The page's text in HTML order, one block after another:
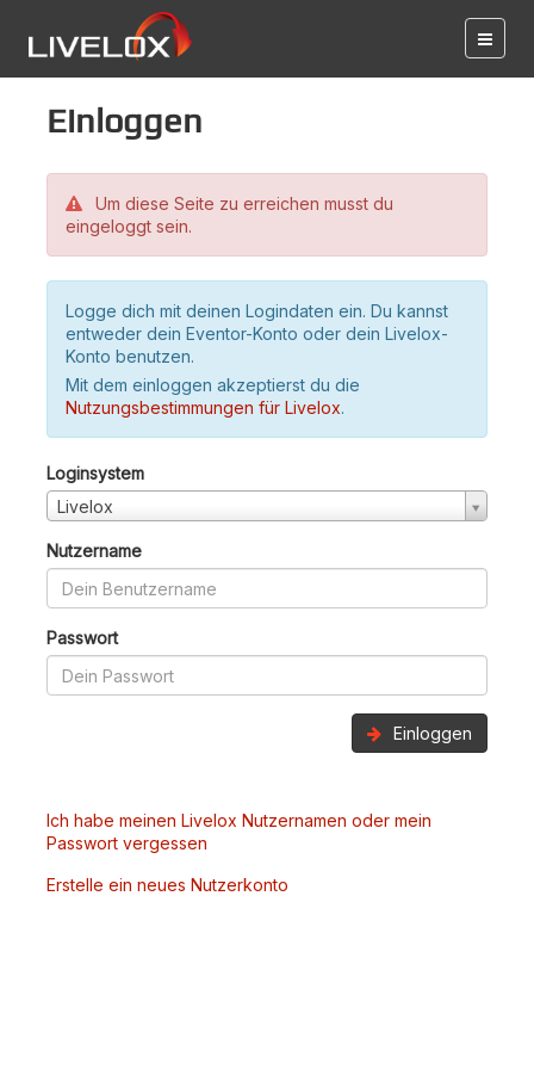
Einloggen
Um diese Seite zu erreichen musst du
eingeloggt sein.
Logge dich mit deinen Logindaten ein. Du kannst
entweder dein Eventor-Konto oder dein Livelox-
Konto benutzen.
Mit dem einloggen akzeptierst du die
Nutzungsbestimmungen für Livelox.
Loginsystem
Livelox
Nutzername
Passwort
Einloggen
Ich habe meinen Livelox Nutzernamen oder mein
Passwort vergessen
Erstelle ein neues Nutzerkonto